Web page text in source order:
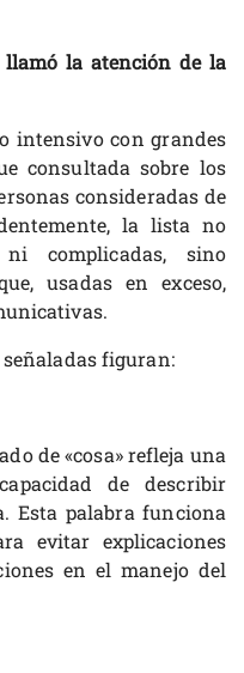
llamó la atención de la
intensivo con grandes
consultada sobre los
consideradas de
la lista no
complicadas, sino
usadas en exceso,
figuran:
de «cosa» refleja una
de describir
Esta palabra funciona
evitar explicaciones
en el manejo del